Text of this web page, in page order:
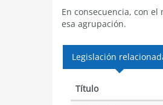
En consecuencia, con
esa agrupación.
Legislación
Título